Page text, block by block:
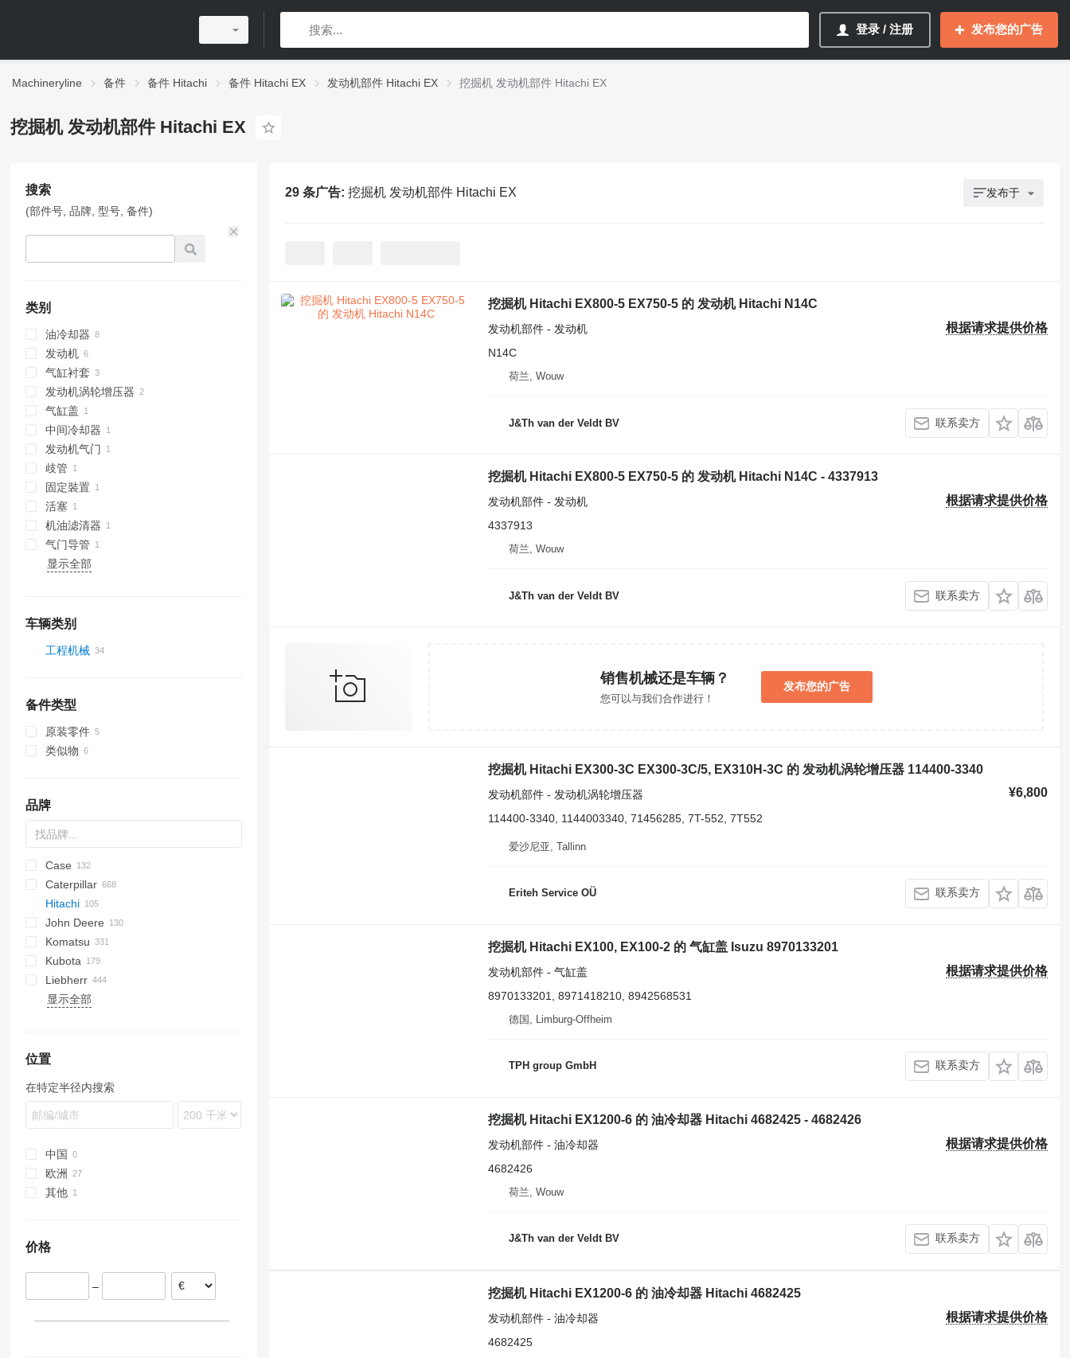
登录 / 注册 发布您的广告
Machineryline 备件 备件 Hitachi 备件 Hitachi EX 发动机部件 Hitachi EX 挖掘机 发动机部件 Hitachi EX
挖掘机 发动机部件 Hitachi EX
搜索
(部件号, 品牌, 型号, 备件)
类别
油冷却器
发动机
气缸衬套
发动机涡轮增压器
气缸盖
中间冷却器
发动机气门
歧管
固定裝置
活塞
机油滤清器
气门导管
显示全部
车辆类别
工程机械
备件类型
原装零件
类似物
品牌
AZ
AX
ASC
225LC
1304
1404
1504
1604
1704
TW
320
331
334
337
341
425
430
B series
Steiger
Case
450
570
580
590
688
695
788
Caterpillar
120
160
236
303
305
306
313
314
315
316
317
318
326
C-series
KTA
DF
BF
D-series
F2L912
DL
DX
SD
760
860
EX
FB
FH
W-series
E-series
MHL
W-series
XL
D-series
H-series
Hitachi
EX
EX40
EX100
EX120
EX160
EX1200
ZW
ZW310
ZX
ZX135
ZX160
ZX250
ZX280
ZX330
ZX400
Zaxis
806
HX-series
R-series
Robex
1CX
2CX
3CX
4CX
5CX
8025
G-Series
JS
JZ
TM
John Deere
310 G
310 J
310 K
310S K
SK
Komatsu
BR
D series
HD
WH
Kubota
D-series
GL-series
Liebherr
A-series
R-series
T-series
T-series
50
12
MB
D-series
B-series
LS
MH
NH
WE
RH
EB
1100 Series
835
SH
TB
820
A-series
EW
FH
G-series
L-series
S-series
SD
B-series
显示全部
位置
在特定半径内搜索
中国
欧洲
意大利
其他
价格
–
29 条广告: 挖掘机 发动机部件 Hitachi EX 发布于
挖掘机 Hitachi EX800-5 EX750-5 的 发动机 Hitachi N14C
根据请求提供价格
发动机部件 - 发动机
N14C
荷兰, Wouw
J&Th van der Veldt BV 联系卖方
挖掘机 Hitachi EX800-5 EX750-5 的 发动机 Hitachi N14C - 4337913
根据请求提供价格
发动机部件 - 发动机
4337913
荷兰, Wouw
J&Th van der Veldt BV 联系卖方
销售机械还是车辆？
您可以与我们合作进行！
发布您的广告
挖掘机 Hitachi EX300-3C EX300-3C/5, EX310H-3C 的 发动机涡轮增压器 114400-3340
¥6,800
发动机部件 - 发动机涡轮增压器
114400-3340, 1144003340, 71456285, 7T-552, 7T552
爱沙尼亚, Tallinn
Eriteh Service OÜ 联系卖方
挖掘机 Hitachi EX100, EX100-2 的 气缸盖 Isuzu 8970133201
根据请求提供价格
发动机部件 - 气缸盖
8970133201, 8971418210, 8942568531
德国, Limburg-Offheim
TPH group GmbH 联系卖方
挖掘机 Hitachi EX1200-6 的 油冷却器 Hitachi 4682425 - 4682426
根据请求提供价格
发动机部件 - 油冷却器
4682426
荷兰, Wouw
J&Th van der Veldt BV 联系卖方
挖掘机 Hitachi EX1200-6 的 油冷却器 Hitachi 4682425
根据请求提供价格
发动机部件 - 油冷却器
4682425